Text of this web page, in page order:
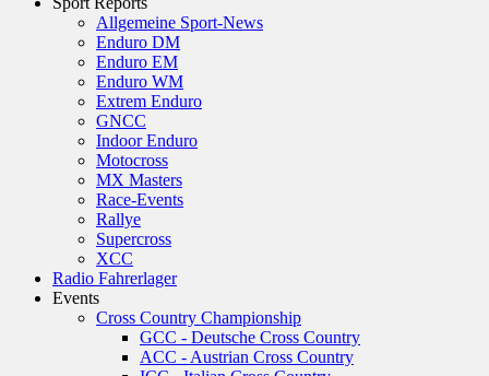
Allgemeine Sport-News
Enduro DM
Enduro EM
Enduro WM
Extrem Enduro
GNCC
Indoor Enduro
Motocross
MX Masters
Race-Events
Rallye
Supercross
XCC
Radio Fahrerlager
Events
Cross Country Championship
GCC - Deutsche Cross Country
ACC - Austrian Cross Country